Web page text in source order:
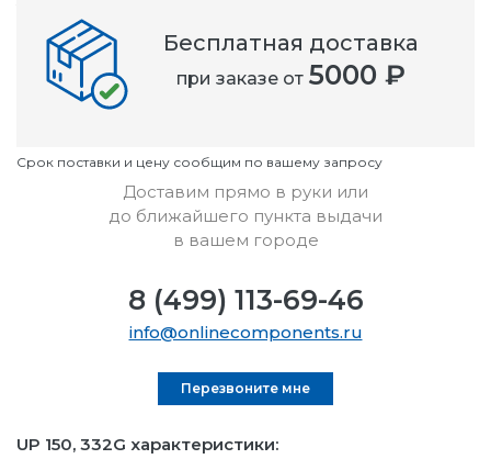
Номенклатурный номер
OC3438558
Cрок поставки и цену сообщим по вашему запросу
UP 150, 332G характеристики:
Бесплатная доставка
при заказе от 5000 ₽
Доставим прямо в руки или
до ближайшего пункта выдачи
в вашем городе
8 (499) 113-69-46
info@onlinecomponents.ru
Перезвоните мне